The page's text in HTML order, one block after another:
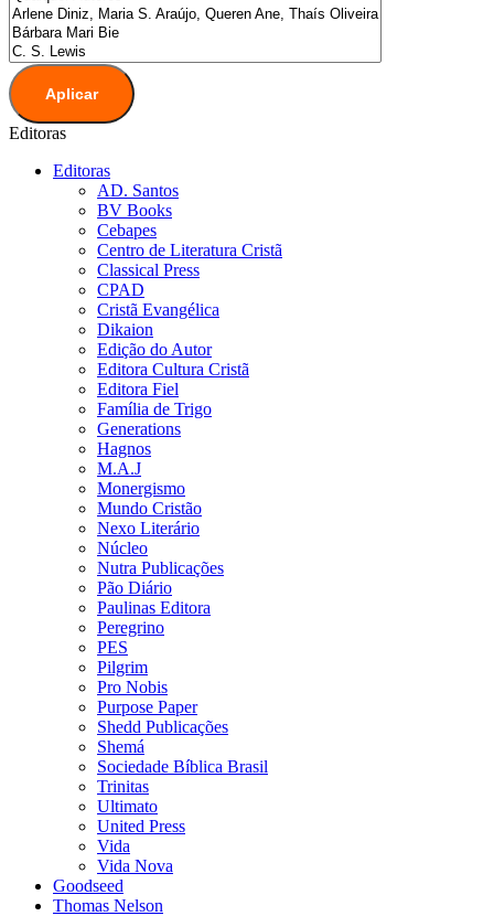
Aplicar
Editoras
Editoras
AD. Santos
BV Books
Cebapes
Centro de Literatura Cristã
Classical Press
CPAD
Cristã Evangélica
Dikaion
Edição do Autor
Editora Cultura Cristã
Editora Fiel
Família de Trigo
Generations
Hagnos
M.A.J
Monergismo
Mundo Cristão
Nexo Literário
Núcleo
Nutra Publicações
Pão Diário
Paulinas Editora
Peregrino
PES
Pilgrim
Pro Nobis
Purpose Paper
Shedd Publicações
Shemá
Sociedade Bíblica Brasil
Trinitas
Ultimato
United Press
Vida
Vida Nova
Goodseed
Thomas Nelson